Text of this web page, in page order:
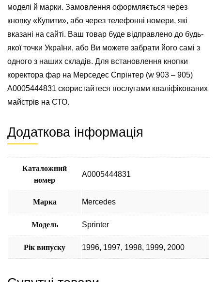
моделі й марки. Замовлення оформляється через
кнопку «Купити», або через телефонні номери, які
вказані на сайті. Ваш товар буде відправлено до будь-
якої точки України, або Ви можете забрати його самі з
одного з наших складів. Для встановлення кнопки
коректора фар на Мерседес Спрінтер (w 903 – 905)
A0005444831 скористайтеся послугами кваліфікованих
майстрів на СТО.
Додаткова інформація
Каталожний
номер
A0005444831
Марка Mercedes
Модель Sprinter
Рік випуску 1996, 1997, 1998, 1999, 2000